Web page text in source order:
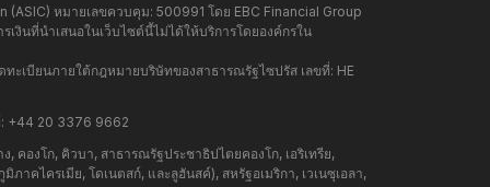
หมายเลขควบคุม: 500991 โดย EBC Financial Group
งินที่นำเสนอในเว็บไซต์นี้ไม่ได้ให้บริการโดยองค์กรใน
ะเบียนภายใต้กฎหมายบริษัทของสาธารณรัฐไซปรัส เลขที่: HE
+44 20 3376 9662
องโก, คิวบา, สาธารณรัฐประชาธิปไตยคองโก, เอริเทรีย,
ภาคไครเมีย, โดเนตสก์, และลูฮันสค์), สหรัฐอเมริกา, เวเนซุเอลา,